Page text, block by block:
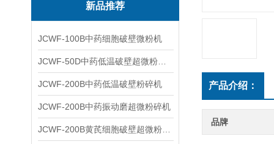
新品推荐
JCWF-100B中药细胞破壁微粉机
JCWF-200B中药低温破壁粉碎机
JCWF-200B中药振动磨超微粉碎机
产品介绍：
品牌